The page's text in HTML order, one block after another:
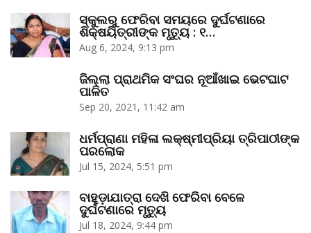
ସ୍କୁଲରୁ ଫେରିବା ସମୟରେ ଦୁର୍ଘଟଣାରେ
ଶିକ୍ଷୟିତ୍ରୀଙ୍କ ମୃତ୍ୟୁ : ୧…
Aug 6, 2024, 9:13 pm
ଜିଲ୍ଲା ପ୍ରାଥମିକ ସଂଘର ନୂଆଁଖାଇ ଭେଟଘାଟ
ପାଳିତ
Sep 20, 2021, 11:42 am
ଧର୍ମପ୍ରାଣା ମହିଳା ଲକ୍ଷ୍ମୀପ୍ରିୟା ତ୍ରିପାଠୀଙ୍କ
ପରଲୋକ
Jul 15, 2024, 5:51 pm
ବାହୁଡ଼ାଯାତ୍ରା ଦେଖି ଫେରିବା ବେଳେ
ଦୁର୍ଘଟଣାରେ ମୃତ୍ୟୁ
Jul 18, 2024, 9:44 pm